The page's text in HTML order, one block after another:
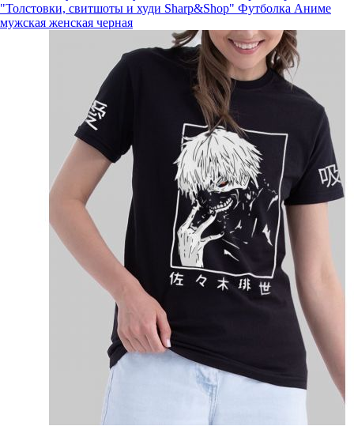
"Толстовки, свитшоты и худи Sharp&Shop" Футболка Аниме
мужская женская черная